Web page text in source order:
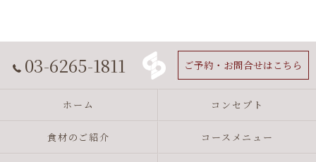
03-6265-1811 ご予約・お問合せはこちら
ホーム コンセプト
食材のご紹介 コースメニュー